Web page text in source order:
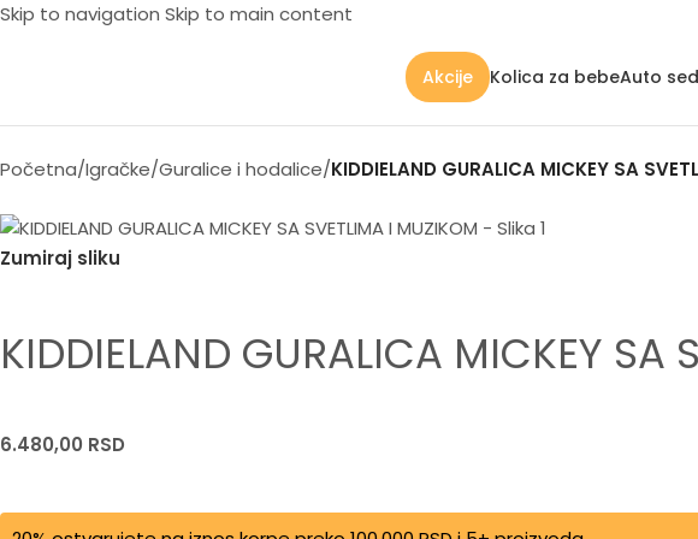
Skip to navigation Skip to main content
Akcije Kolica za bebeAuto
Početna/Igračke/Guralice i hodalice/KIDDIELAND GURALICA MICKEY SA
Zumiraj sliku
KIDDIELAND GURALICA MICKEY SA
6.480,00 RSD